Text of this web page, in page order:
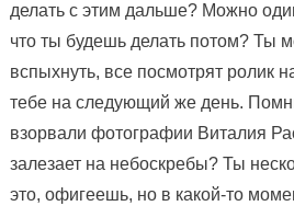
делать с этим дальше? Можно
что ты будешь делать потом? Ты
вспыхнуть, все посмотрят ролик
тебе на следующий же день.
взорвали фотографии Виталия
залезает на небоскребы? Ты
это, офигеешь, но в какой-то